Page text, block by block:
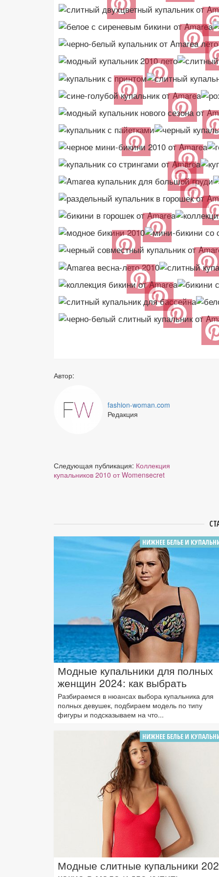
Автор:
fashion-woman.com
Редакция
Следующая публикация: Коллекция
купальников 2010 от Womensecret
НИЖНЕЕ БЕЛЬЕ И
Модные купальники для полных
женщин 2024: как выбрать
Разбираемся в нюансах выбора купальника для
полных девушек, подбираем модель по типу
фигуры и подсказываем на что...
НИЖНЕЕ БЕЛЬЕ И
Модные слитные купальники